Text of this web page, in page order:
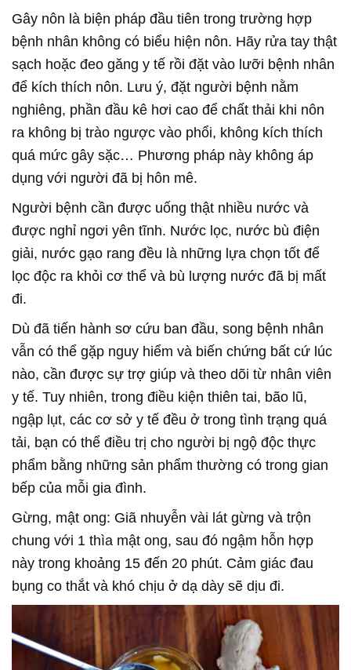
Gây nôn là biện pháp đầu tiên trong trường hợp
bệnh nhân không có biểu hiện nôn. Hãy rửa tay thật
sạch hoặc đeo găng y tế rồi đặt vào lưỡi bệnh nhân
để kích thích nôn. Lưu ý, đặt người bệnh nằm
nghiêng, phần đầu kê hơi cao để chất thải khi nôn
ra không bị trào ngược vào phổi, không kích thích
quá mức gây sặc… Phương pháp này không áp
dụng với người đã bị hôn mê.
Người bệnh cần được uống thật nhiều nước và
được nghỉ ngơi yên tĩnh. Nước lọc, nước bù điện
giải, nước gạo rang đều là những lựa chọn tốt để
lọc độc ra khỏi cơ thể và bù lượng nước đã bị mất
đi.
Dù đã tiến hành sơ cứu ban đầu, song bệnh nhân
vẫn có thể gặp nguy hiểm và biến chứng bất cứ lúc
nào, cần được sự trợ giúp và theo dõi từ nhân viên
y tế. Tuy nhiên, trong điều kiện thiên tai, bão lũ,
ngập lụt, các cơ sở y tế đều ở trong tình trạng quá
tải, bạn có thể điều trị cho người bị ngộ độc thực
phẩm bằng những sản phẩm thường có trong gian
bếp của mỗi gia đình.
Gừng, mật ong: Giã nhuyễn vài lát gừng và trộn
chung với 1 thìa mật ong, sau đó ngậm hỗn hợp
này trong khoảng 15 đến 20 phút. Cảm giác đau
bụng co thắt và khó chịu ở dạ dày sẽ dịu đi.